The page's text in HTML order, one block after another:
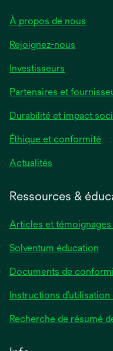
À propos de nous
Rejoignez-nous
Investisseurs
Partenaires et
Durabilité et impact
Éthique et conformité
Actualités
Ressources &
Articles et témoignages
Solventum éducation
Documents de
Instructions
Recherche de résumé